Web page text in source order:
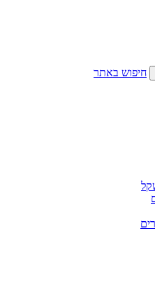
חיפוש באתר